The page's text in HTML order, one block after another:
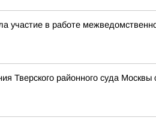
участие в работе
Тверского районного суда